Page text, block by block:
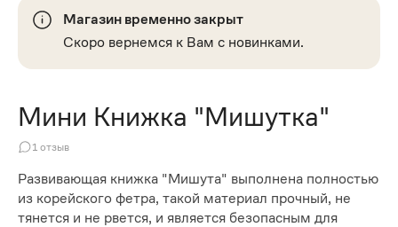
Магазин временно закрыт
Скоро вернемся к Вам с новинками.
Мини Книжка "Мишутка"
1 отзыв
Развивающая книжка "Мишута" выполнена полностью
из корейского фетра, такой материал прочный, не
тянется и не рвется, и является безопасным для